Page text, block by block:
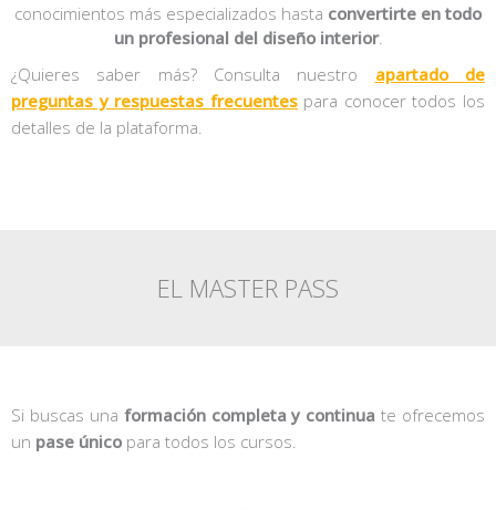
conocimientos más especializados hasta convertirte en todo
un profesional del diseño interior.
¿Quieres saber más? Consulta nuestro apartado de
preguntas y respuestas frecuentes para conocer todos los
detalles de la plataforma.
EL MASTER PASS
Si buscas una formación completa y continua te ofrecemos
un pase único para todos los cursos.